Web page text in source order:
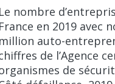
Le nombre
France en 2019 avec
million auto-
de l’Agence
de